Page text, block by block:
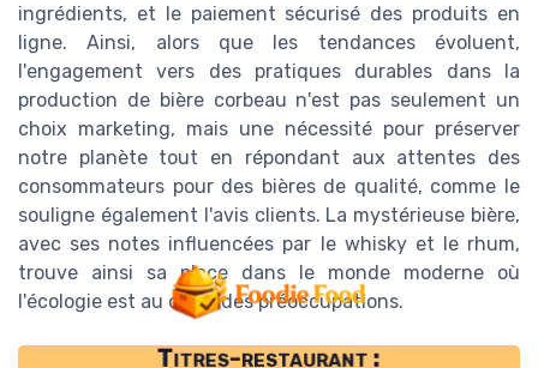
ingrédients, et le paiement sécurisé des produits en
ligne. Ainsi, alors que les tendances évoluent,
l'engagement vers des pratiques durables dans la
production de bière corbeau n'est pas seulement un
choix marketing, mais une nécessité pour préserver
notre planète tout en répondant aux attentes des
consommateurs pour des bières de qualité, comme le
souligne également l'avis clients. La mystérieuse bière,
avec ses notes influencées par le whisky et le rhum,
trouve ainsi sa place dans le monde moderne où
l'écologie est au cœur des préoccupations.
Titres-restaurant :